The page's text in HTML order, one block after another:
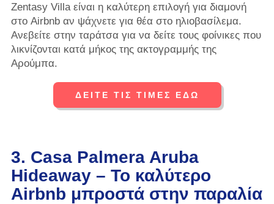
Zentasy Villa είναι η καλύτερη επιλογή για διαμονή
στο Airbnb αν ψάχνετε για θέα στο ηλιοβασίλεμα.
Ανεβείτε στην ταράτσα για να δείτε τους φοίνικες που
λικνίζονται κατά μήκος της ακτογραμμής της
Αρούμπα.
ΔΕΙΤΕ ΤΙΣ ΤΙΜΕΣ ΕΔΩ
3. Casa Palmera Aruba
Hideaway – Το καλύτερο
Airbnb μπροστά στην παραλία